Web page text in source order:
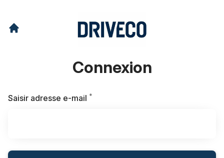
Connexion
Saisir adresse e-mail *